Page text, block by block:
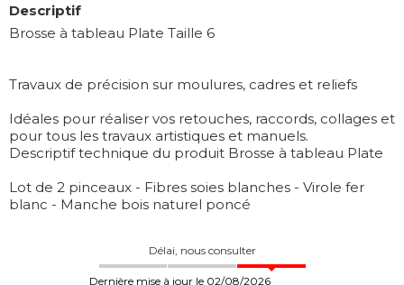
Descriptif
Brosse à tableau Plate Taille 6
Travaux de précision sur moulures, cadres et reliefs
Idéales pour réaliser vos retouches, raccords, collages et
pour tous les travaux artistiques et manuels.
Descriptif technique du produit Brosse à tableau Plate
Lot de 2 pinceaux - Fibres soies blanches - Virole fer
blanc - Manche bois naturel poncé
Délai, nous consulter
Dernière mise à jour le 02/08/2026